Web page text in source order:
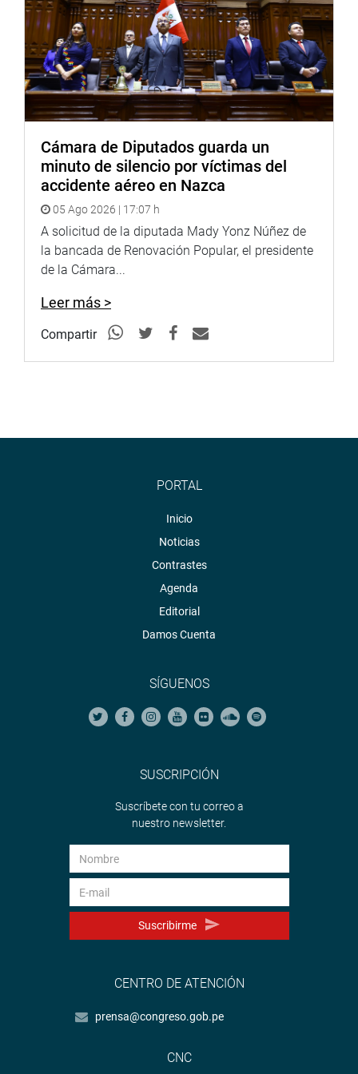
Sistema de Archivo Fotográfico (SAF):
http://www4.congreso.gob.pe/fotografia.asp
Cámara de Diputados guarda un
minuto de silencio por víctimas del
accidente aéreo en Nazca
05 Ago 2026 | 17:07 h
A solicitud de la diputada Mady Yonz Núñez de
la bancada de Renovación Popular, el presidente
de la Cámara...
Leer más >
Compartir
PORTAL
Inicio
Noticias
Contrastes
Agenda
Editorial
Damos Cuenta
SÍGUENOS
SUSCRIPCIÓN
Suscríbete con tu correo a
nuestro newsletter.
Suscribirme
CENTRO DE ATENCIÓN
prensa@congreso.gob.pe
CNC